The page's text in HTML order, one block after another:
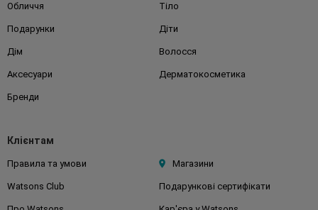
Обличчя Тіло
Подарунки Діти
Дім Волосся
Аксесуари Дерматокосметика
Бренди
Клієнтам
Правила та умови Магазини
Watsons Club Подарункові сертифікати